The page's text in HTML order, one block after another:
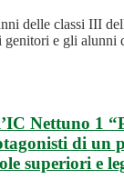
delle classi III
genitori e gli alunni
Nettuno 1
di un
superiori e